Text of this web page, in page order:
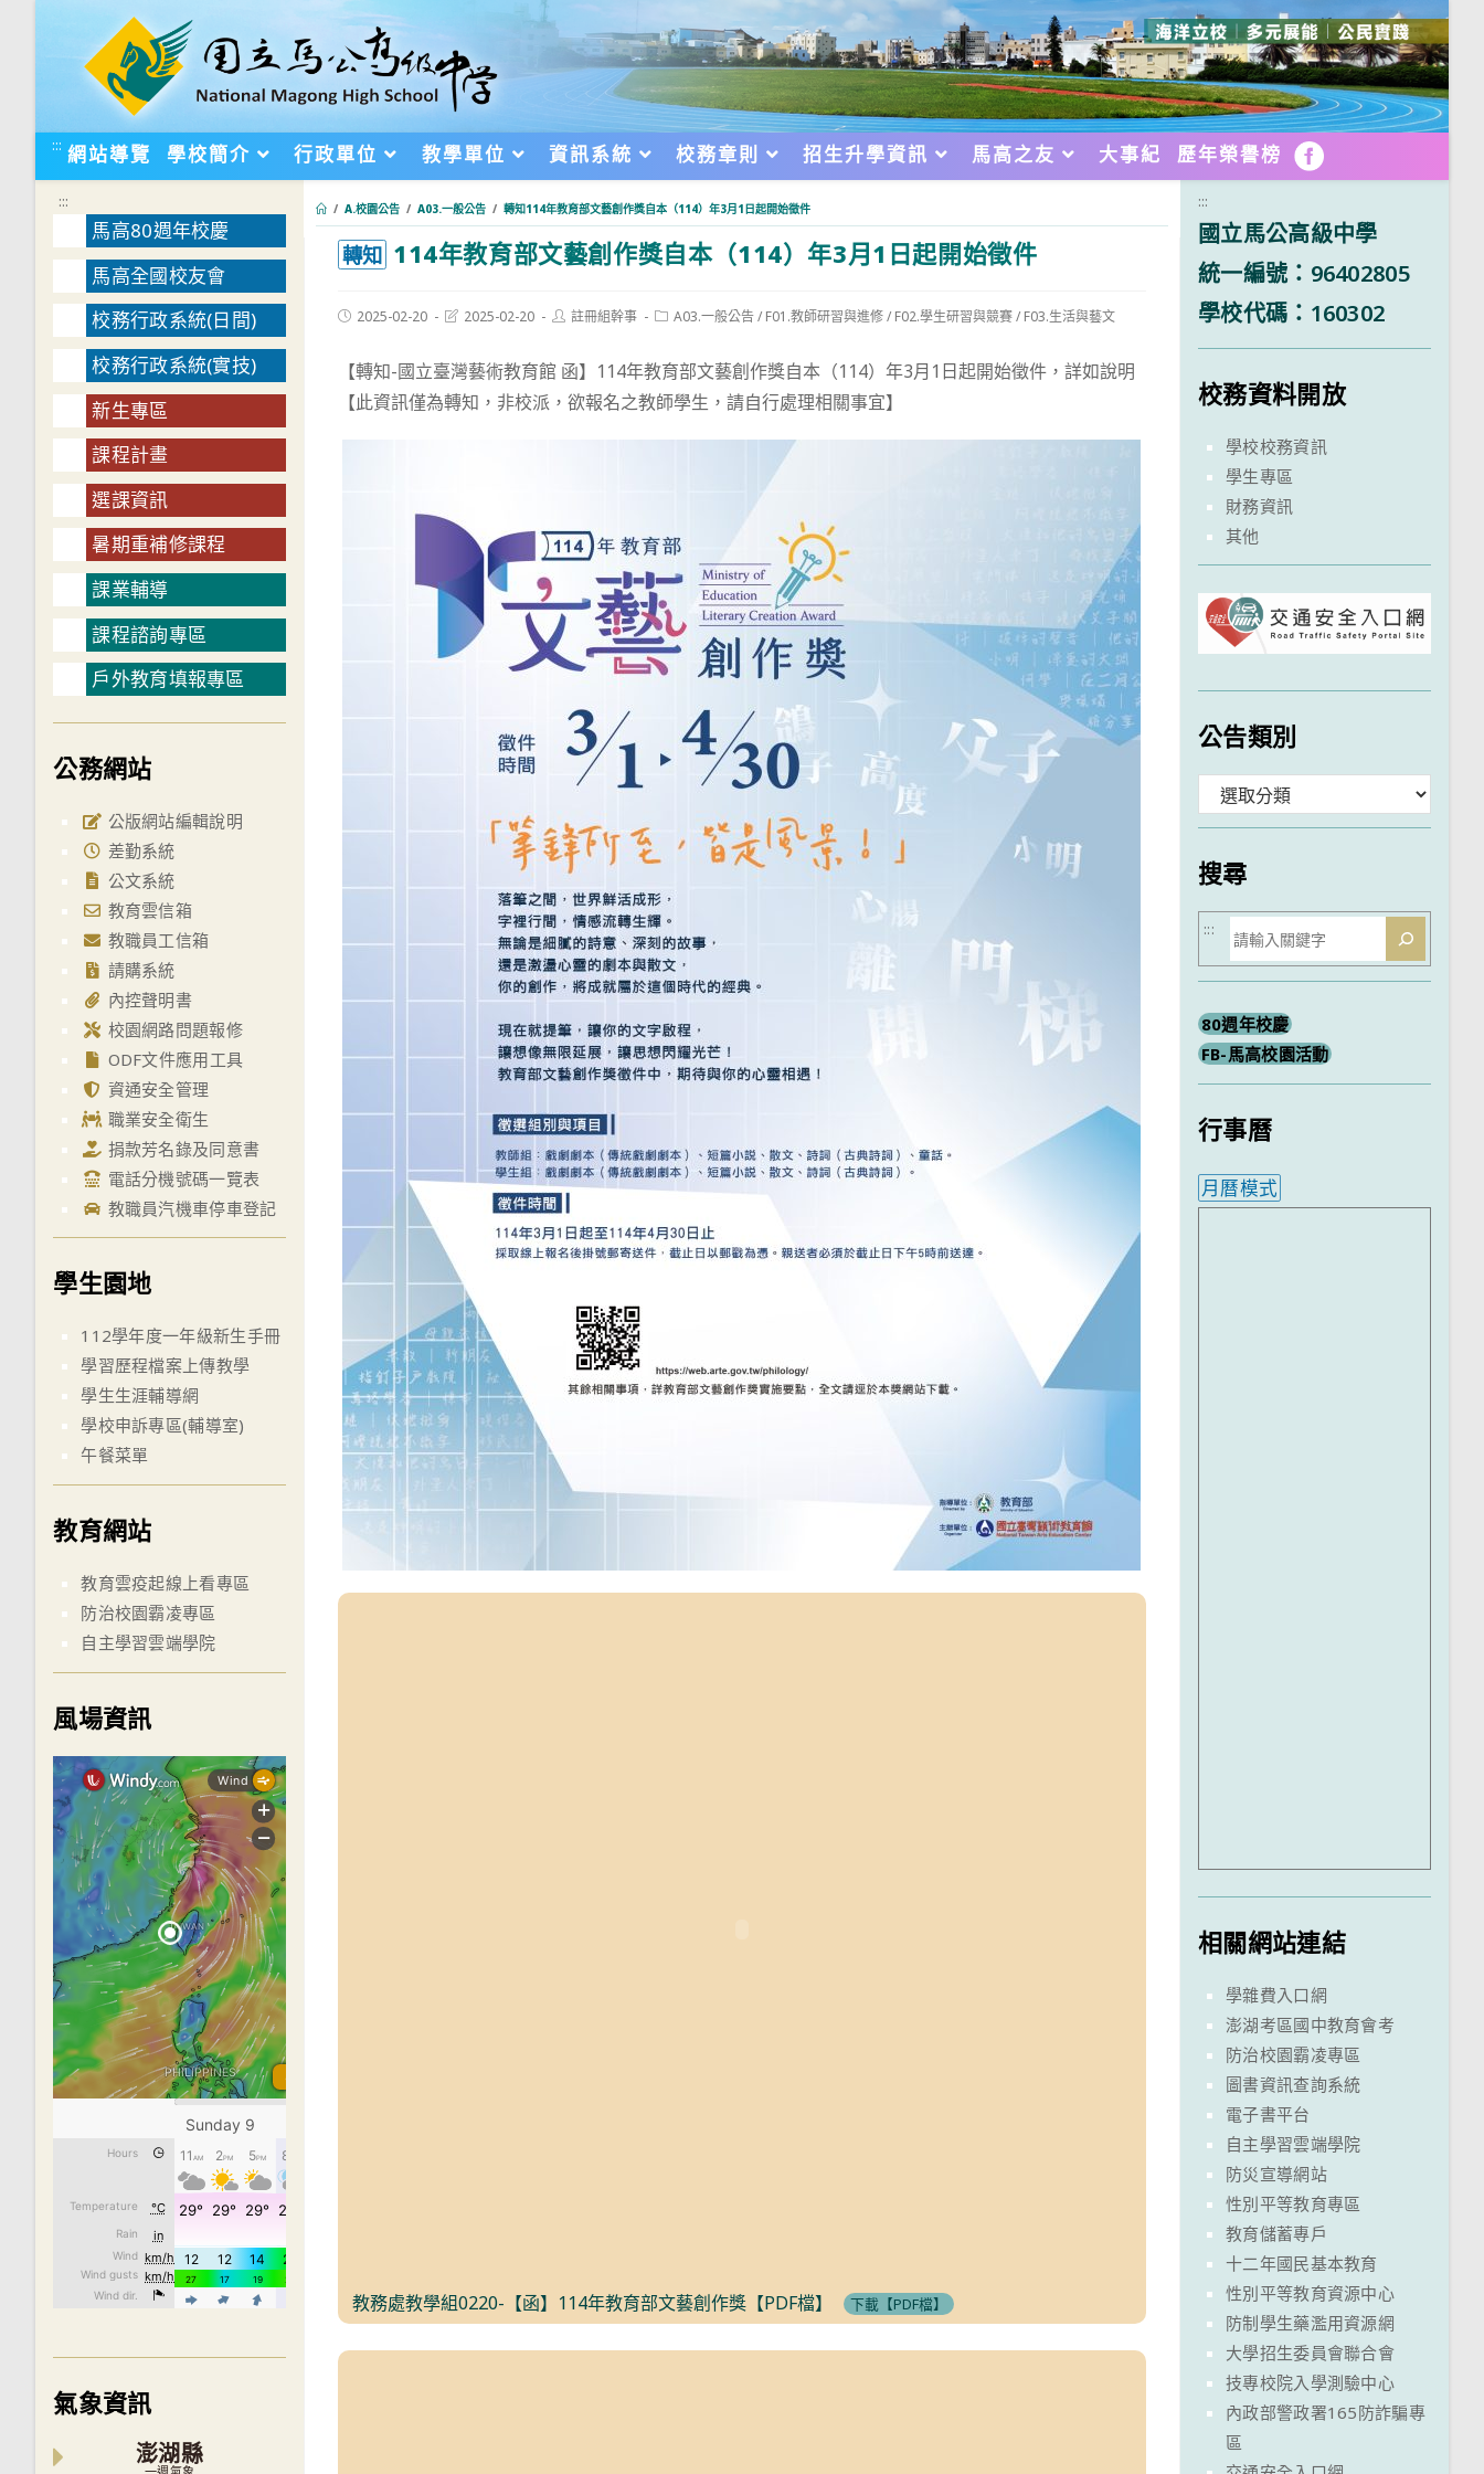
::: 網站導覽 學校簡介 行政單位 教學單位 資訊系統 校務章則 招生升學資訊 馬高之友 大事紀 歷年榮譽榜 FB
/ A.校園公告 / A03.一般公告 / 轉知114年教育部文藝創作獎自本（114）年3月1日起開始徵件
轉知 114年教育部文藝創作獎自本（114）年3月1日起開始徵件
Post2025-02-20
Post2025-02-20
Post註冊組幹事
PostA03.一般公告/ F01.教師研習與進修/ F02.學生研習與競賽/ F03.生活與藝文
【轉知-國立臺灣藝術教育館 函】114年教育部文藝創作獎自本（114）年3月1日起開始徵件，詳如說明
【此資訊僅為轉知，非校派，欲報名之教師學生，請自行處理相關事宜】
教務處教學組0220-【函】114年教育部文藝創作獎【PDF檔】 下載【PDF檔】
:::
馬高80週年校慶
馬高全國校友會
校務行政系統(日間)
校務行政系統(實技)
新生專區
課程計畫
選課資訊
暑期重補修課程
課業輔導
課程諮詢專區
戶外教育填報專區
公務網站
公版網站編輯說明
差勤系統
公文系統
教育雲信箱
教職員工信箱
請購系統
內控聲明書
校園網路問題報修
ODF文件應用工具
資通安全管理
職業安全衛生
捐款芳名錄及同意書
電話分機號碼一覽表
教職員汽機車停車登記
學生園地
112學年度一年級新生手冊
學習歷程檔案上傳教學
學生生涯輔導網
學校申訴專區(輔導室)
午餐菜單
教育網站
教育雲疫起線上看專區
防治校園霸凌專區
自主學習雲端學院
風場資訊
氣象資訊
澎湖縣
:::
國立馬公高級中學
統一編號：96402805
學校代碼：160302
校務資料開放
學校校務資訊
學生專區
財務資訊
其他
公告類別
類
搜尋
搜
尋
:::
80週年校慶
FB-馬高校園活動
行事曆
月曆模式
相關網站連結
學雜費入口網
澎湖考區國中教育會考
防治校園霸凌專區
圖書資訊查詢系統
電子書平台
自主學習雲端學院
防災宣導網站
性別平等教育專區
教育儲蓄專戶
十二年國民基本教育
性別平等教育資源中心
防制學生藥濫用資源網
大學招生委員會聯合會
技專校院入學測驗中心
內政部警政署165防詐騙專
區